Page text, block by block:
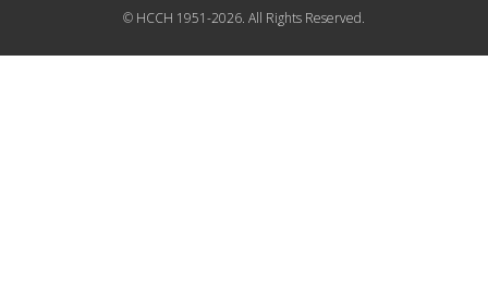
© HCCH 1951-2026. All Rights Reserved.